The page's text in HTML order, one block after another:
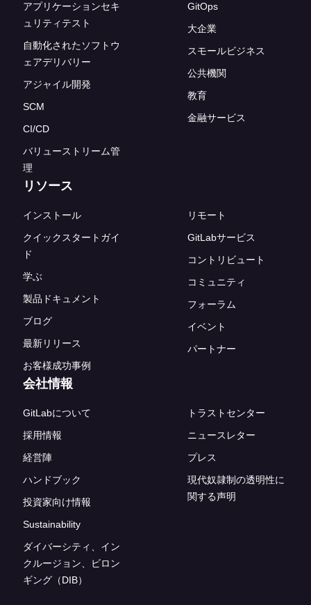
アプリケーションセキ
ュリティテスト
自動化されたソフトウ
ェアデリバリー
アジャイル開発
SCM
CI/CD
バリューストリーム管
理
GitOps
大企業
スモールビジネス
公共機関
教育
金融サービス
リソース
インストール
クイックスタートガイ
ド
学ぶ
製品ドキュメント
ブログ
最新リリース
お客様成功事例
リモート
GitLabサービス
コントリビュート
コミュニティ
フォーラム
イベント
パートナー
会社情報
GitLabについて
採用情報
経営陣
ハンドブック
投資家向け情報
Sustainability
ダイバーシティ、イン
クルージョン、ビロン
ギング（DIB）
トラストセンター
ニュースレター
プレス
現代奴隷制の透明性に
関する声明